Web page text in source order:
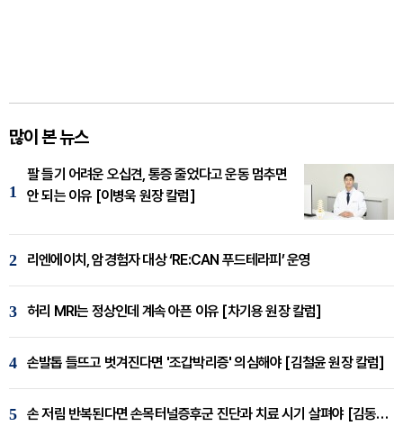
많이 본 뉴스
1
팔 들기 어려운 오십견, 통증 줄었다고 운동 멈추면
안 되는 이유 [이병욱 원장 칼럼]
2 리엔에이치, 암경험자 대상 ‘RE:CAN 푸드테라피’ 운영
3 허리 MRI는 정상인데 계속 아픈 이유 [차기용 원장 칼럼]
4 손발톱 들뜨고 벗겨진다면 '조갑박리증' 의심해야 [김철윤 원장 칼럼]
5 손 저림 반복된다면 손목터널증후군 진단과 치료 시기 살펴야 [김동현 원장 칼럼]